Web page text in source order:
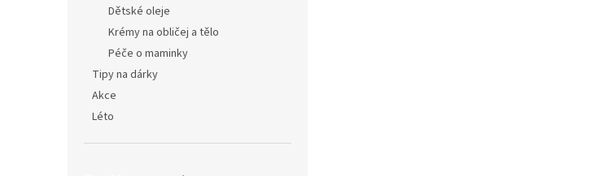
Dětské oleje
Krémy na obličej a tělo
Péče o maminky
Tipy na dárky
Akce
Léto